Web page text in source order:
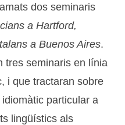
dos seminaris
a Hartford,
a Buenos Aires.
tres seminaris en línia
i que tractaran sobre
particular a
lingüístics als